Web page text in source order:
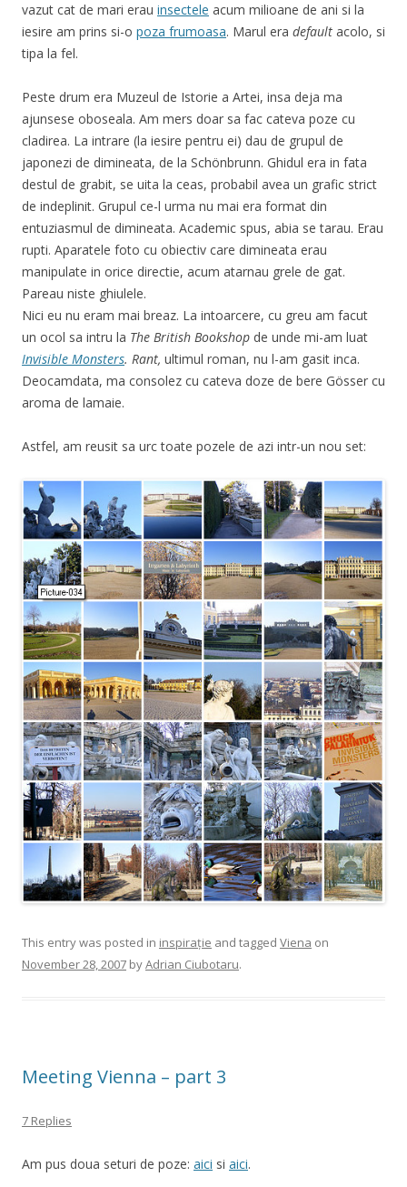
vazut cat de mari erau insectele acum milioane de ani si la
iesire am prins si-o poza frumoasa. Marul era default acolo, si
tipa la fel.
Peste drum era Muzeul de Istorie a Artei, insa deja ma
ajunsese oboseala. Am mers doar sa fac cateva poze cu
cladirea. La intrare (la iesire pentru ei) dau de grupul de
japonezi de dimineata, de la Schönbrunn. Ghidul era in fata
destul de grabit, se uita la ceas, probabil avea un grafic strict
de indeplinit. Grupul ce-l urma nu mai era format din
entuziasmul de dimineata. Academic spus, abia se tarau. Erau
rupti. Aparatele foto cu obiectiv care dimineata erau
manipulate in orice directie, acum atarnau grele de gat.
Pareau niste ghiulele.
Nici eu nu eram mai breaz. La intoarcere, cu greu am facut
un ocol sa intru la The British Bookshop de unde mi-am luat
Invisible Monsters. Rant, ultimul roman, nu l-am gasit inca.
Deocamdata, ma consolez cu cateva doze de bere Gösser cu
aroma de lamaie.
Astfel, am reusit sa urc toate pozele de azi intr-un nou set:
This entry was posted in inspirație and tagged Viena on
November 28, 2007 byAdrian Ciubotaru.
Meeting Vienna – part 3
7 Replies
Am pus doua seturi de poze: aici si aici.